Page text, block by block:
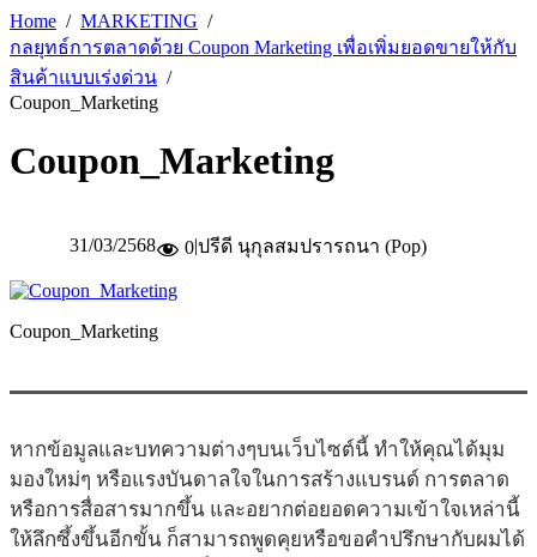
Home
MARKETING
กลยุทธ์การตลาดด้วย Coupon Marketing เพื่อเพิ่มยอดขายให้กับ
สินค้าแบบเร่งด่วน
Coupon_Marketing
Coupon_Marketing
31/03/2568 0|ปรีดี นุกุลสมปรารถนา (Pop)
Coupon_Marketing
หากข้อมูลและบทความต่างๆบนเว็บไซต์นี้ ทำให้คุณได้มุม
มองใหม่ๆ หรือแรงบันดาลใจในการสร้างแบรนด์ การตลาด
หรือการสื่อสารมากขึ้น และอยากต่อยอดความเข้าใจเหล่านี้
ให้ลึกซึ้งขึ้นอีกขั้น ก็สามารถพูดคุยหรือขอคำปรึกษากับผมได้